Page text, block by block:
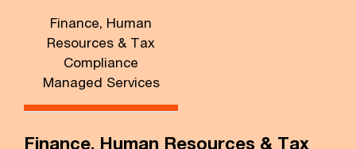
Finance, Human
Resources & Tax
Compliance
Managed Services
Finance, Human Resources & Tax